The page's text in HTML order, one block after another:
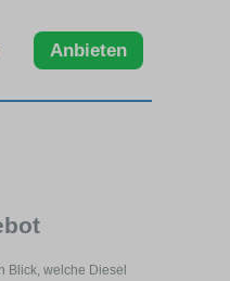
Anbieten
Blick, welche Diesel